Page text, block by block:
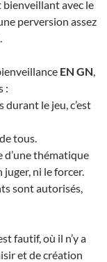
bienveillant avec le
perversion assez
EN GN,
:
durant le jeu, c’est
tous.
d’une thématique
juger, ni le forcer.
sont autorisés,
fautif, où il n’y a
et de création